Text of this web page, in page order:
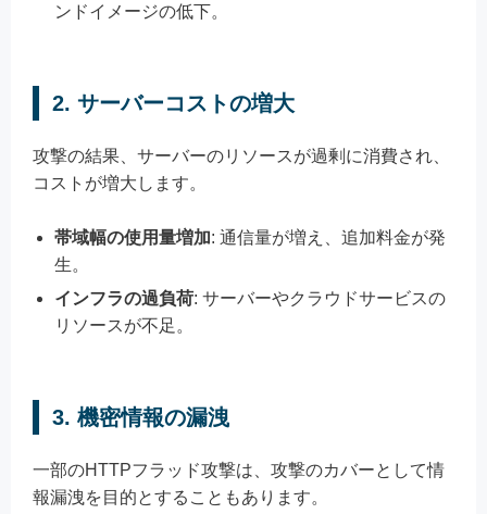
ンドイメージの低下。
2. サーバーコストの増大
攻撃の結果、サーバーのリソースが過剰に消費され、
コストが増大します。
帯域幅の使用量増加: 通信量が増え、追加料金が発
生。
インフラの過負荷: サーバーやクラウドサービスの
リソースが不足。
3. 機密情報の漏洩
一部のHTTPフラッド攻撃は、攻撃のカバーとして情
報漏洩を目的とすることもあります。